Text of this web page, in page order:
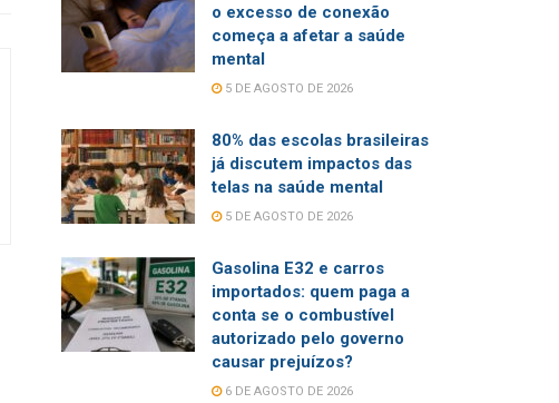
o excesso de conexão
começa a afetar a saúde
mental
5 DE AGOSTO DE 2026
80% das escolas brasileiras
já discutem impactos das
telas na saúde mental
5 DE AGOSTO DE 2026
Gasolina E32 e carros
importados: quem paga a
conta se o combustível
autorizado pelo governo
causar prejuízos?
6 DE AGOSTO DE 2026